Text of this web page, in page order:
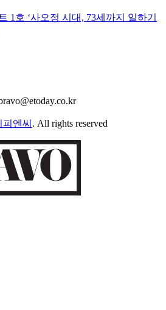
1호 ‘사오정 시대, 73세까지 일하기
엔씨 . All rights reserved